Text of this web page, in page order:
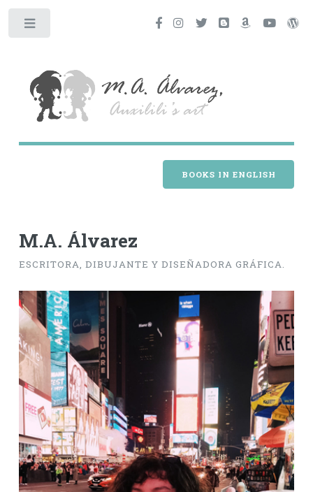
BOOKS IN ENGLISH
M.A. Álvarez
ESCRITORA, DIBUJANTE Y DISEÑADORA GRÁFICA.